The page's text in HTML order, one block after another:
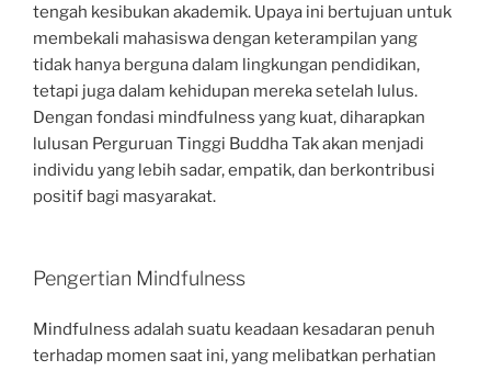
tengah kesibukan akademik. Upaya ini bertujuan untuk
membekali mahasiswa dengan keterampilan yang
tidak hanya berguna dalam lingkungan pendidikan,
tetapi juga dalam kehidupan mereka setelah lulus.
Dengan fondasi mindfulness yang kuat, diharapkan
lulusan Perguruan Tinggi Buddha Tak akan menjadi
individu yang lebih sadar, empatik, dan berkontribusi
positif bagi masyarakat.
Pengertian Mindfulness
Mindfulness adalah suatu keadaan kesadaran penuh
terhadap momen saat ini, yang melibatkan perhatian